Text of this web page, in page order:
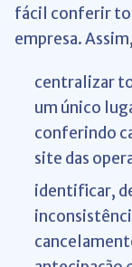
fácil conferir
empresa.
centralizar
um único
conferindo
site das
identificar,